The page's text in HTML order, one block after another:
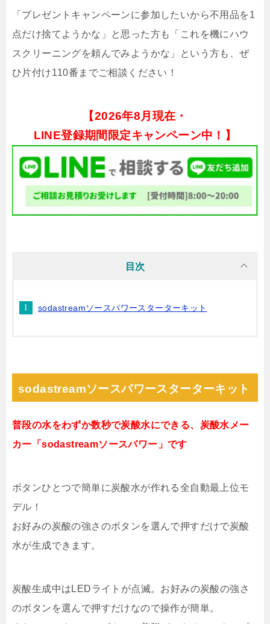
「プレゼントキャンペーンに参加したいから不用品を1
点だけ捨てようかな」と思った方も「これを機にハウ
スクリーニングを頼んでみようかな」という方も、ぜ
ひ片付け110番までご相談ください！
【2026年8月現在・
LINE登録期間限定キャンペーン中！】
目次
sodastreamソースパワースターターキット
sodastreamソースパワースターターキット
普段の水をわずか数秒で炭酸水にできる、炭酸水メー
カー「sodastreamソースパワー」です
ボタンひとつで簡単に炭酸水が作れる全自動最上位モ
デル！
お好みの炭酸の強さのボタンを選んで押すだけで炭酸
水が生成できます。
炭酸生成中はLEDライトが点滅。お好みの炭酸の強さ
のボタンを選んで押すだけなので操作が簡単。